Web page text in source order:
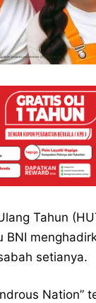
Tahun
setianya.
Nation”